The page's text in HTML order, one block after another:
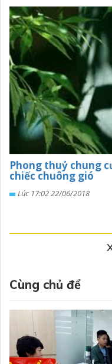
Phong thuỷ chung
chiếc chuông gió
Lúc 17:02 22/06/2018
Cùng chủ để